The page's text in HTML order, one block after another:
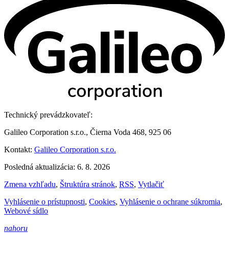
Technický prevádzkovateľ:
Galileo Corporation s.r.o., Čierna Voda 468, 925 06
Kontakt: Galileo Corporation s.r.o.
Posledná aktualizácia: 6. 8. 2026
Zmena vzhľadu, Štruktúra stránok, RSS, Vytlačiť
Vyhlásenie o prístupnosti, Cookies, Vyhlásenie o ochrane súkromia,
Webové sídlo
nahoru